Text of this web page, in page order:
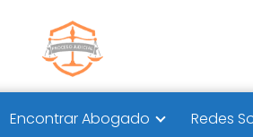
Encontrar Abogado Redes